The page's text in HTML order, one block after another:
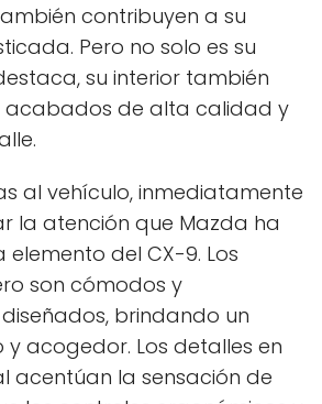
contribuyen a su
Pero no solo es su
su interior también
acabados de alta calidad y
al vehículo, inmediatamente
la atención que Mazda ha
del CX-9. Los
son cómodos y
brindando un
y acogedor. Los detalles en
acentúan la sensación de